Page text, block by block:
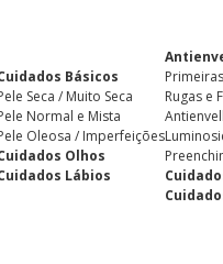
Básicos
Seca / Muito Seca
Normal e Mista
Oleosa / Imperfeições
Olhos
Lábios
Rugas e